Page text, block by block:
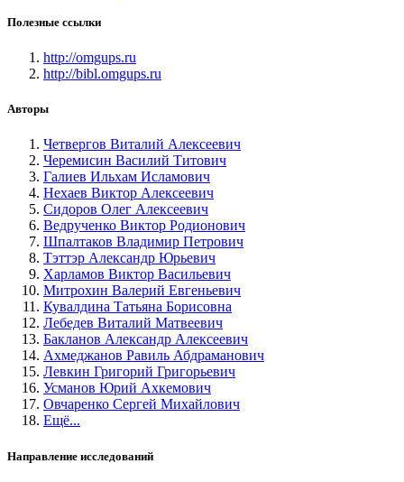
Полезные ссылки
http://omgups.ru
http://bibl.omgups.ru
Авторы
Четвергов Виталий Алексеевич
Черемисин Василий Титович
Галиев Ильхам Исламович
Нехаев Виктор Алексеевич
Сидоров Олег Алексеевич
Ведрученко Виктор Родионович
Шпалтаков Владимир Петрович
Тэттэр Александр Юрьевич
Харламов Виктор Васильевич
Митрохин Валерий Евгеньевич
Кувалдина Татьяна Борисовна
Лебедев Виталий Матвеевич
Бакланов Александр Алексеевич
Ахмеджанов Равиль Абдраманович
Левкин Григорий Григорьевич
Усманов Юрий Ахкемович
Овчаренко Сергей Михайлович
Ещё...
Направление исследований